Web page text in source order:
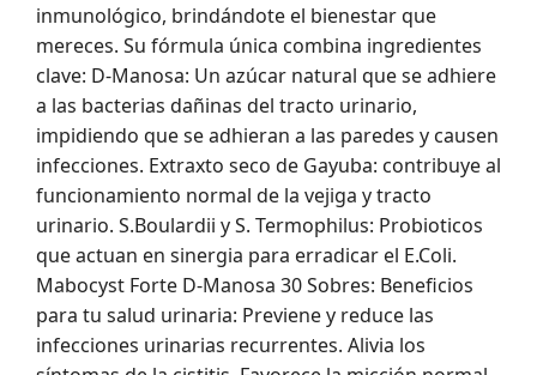
inmunológico, brindándote el bienestar que
mereces. Su fórmula única combina ingredientes
clave: D-Manosa: Un azúcar natural que se adhiere
a las bacterias dañinas del tracto urinario,
impidiendo que se adhieran a las paredes y causen
infecciones. Extraxto seco de Gayuba: contribuye al
funcionamiento normal de la vejiga y tracto
urinario. S.Boulardii y S. Termophilus: Probioticos
que actuan en sinergia para erradicar el E.Coli.
Mabocyst Forte D-Manosa 30 Sobres: Beneficios
para tu salud urinaria: Previene y reduce las
infecciones urinarias recurrentes. Alivia los